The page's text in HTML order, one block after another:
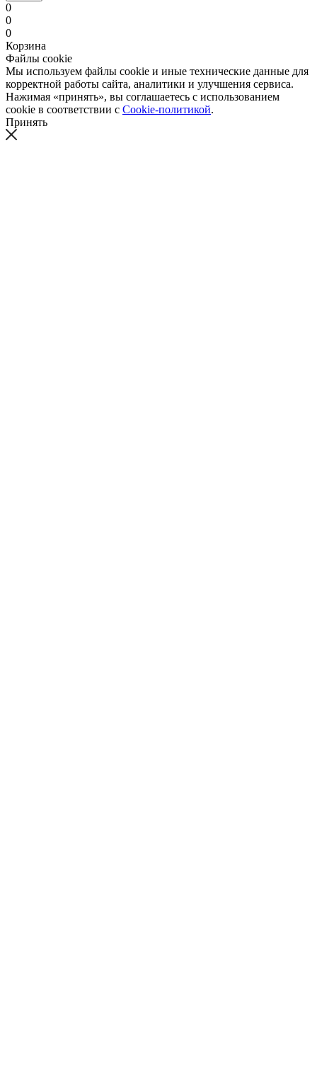
0
0
0
Корзина
Файлы cookie
Мы используем файлы cookie и иные технические данные для
корректной работы сайта, аналитики и улучшения сервиса.
Нажимая «принять», вы соглашаетесь с использованием
cookie в соответствии с Cookie-политикой.
Принять